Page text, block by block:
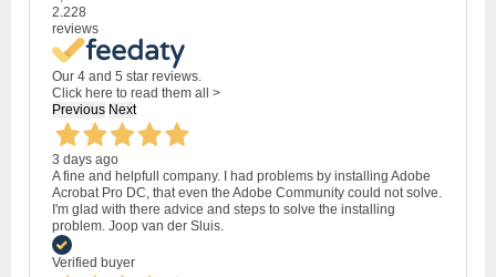
2.228
reviews
Our 4 and 5 star reviews.
Click here to read them all >
Previous Next
3 days ago
A fine and helpfull company. I had problems by installing Adobe
Acrobat Pro DC, that even the Adobe Community could not solve.
I'm glad with there advice and steps to solve the installing
problem. Joop van der Sluis.
Verified buyer